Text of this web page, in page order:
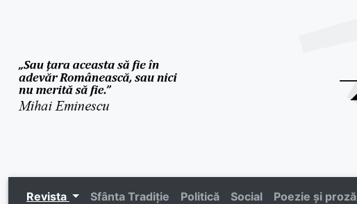
Revista Sfânta Tradiție Politică Social Poezie și proză